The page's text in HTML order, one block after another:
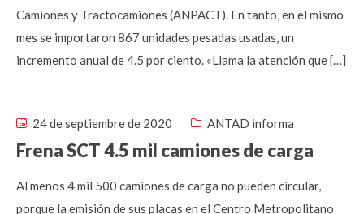
Camiones y Tractocamiones (ANPACT). En tanto, en el mismo
mes se importaron 867 unidades pesadas usadas, un
incremento anual de 4.5 por ciento. «Llama la atención que […]
24 de septiembre de 2020 ANTAD informa
Frena SCT 4.5 mil camiones de carga
Al menos 4 mil 500 camiones de carga no pueden circular,
porque la emisión de sus placas en el Centro Metropolitano